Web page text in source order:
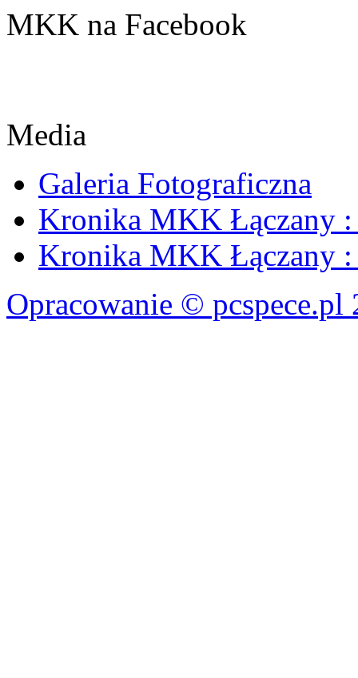
MKK na Facebook
Media
Galeria Fotograficzna
Kronika MKK Łączany :
Kronika MKK Łączany :
Opracowanie © pcspece.pl